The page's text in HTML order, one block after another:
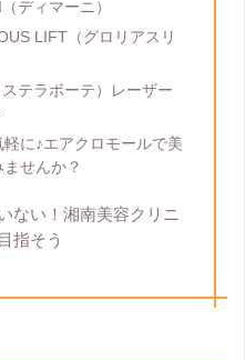
ディマーニ）
LIFT（グロリアスリ
テラボーテ）レーザー
軽に♪エアクロモールで美
せんか？
ない！湘南美容クリニ
指そう